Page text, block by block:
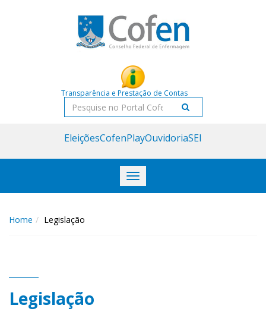
Transparência e Prestação de Contas
Pesquisar
EleiçõesCofenPlayOuvidoriaSEI
Toggle
navigation
Home Legislação
Legislação